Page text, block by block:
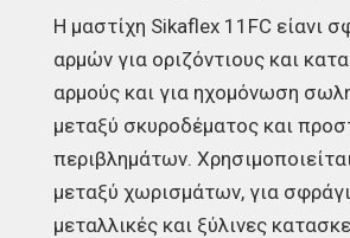
Η μαστίχη Sikaflex 11FC είανι
αρμών για οριζόντιους και
αρμούς και για ηχομόνωση
μεταξύ σκυροδέματος και
περιβλημάτων.
μεταξύ χωρισμάτων, για
μεταλλικές και ξύλινες